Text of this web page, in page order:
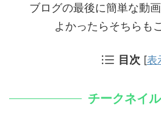
ブログの最後に簡単な動
よかったらそちらも
目次 [表
チークネイ